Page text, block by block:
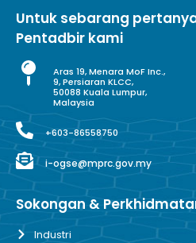
Untuk sebarang
Pentadbir kami
Aras 19, Menara MoF Inc.,
9, Persiaran KLCC,
50088 Kuala Lumpur,
Malaysia
+603-86558750
i-ogse@mprc.gov.my
Sokongan &
Industri